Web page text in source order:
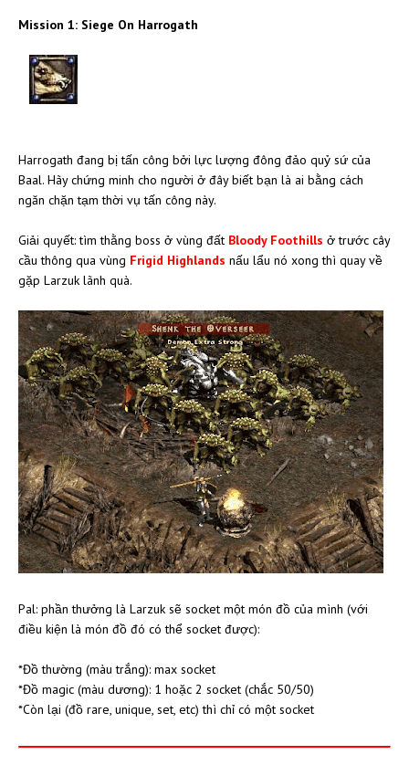
Mission 1: Siege On Harrogath
Harrogath đang bị tấn công bởi lực lượng đông đảo quỷ sứ của
Baal. Hãy chứng minh cho người ở đây biết bạn là ai bằng cách
ngăn chặn tạm thời vụ tấn công này.
Giải quyết: tìm thằng boss ở vùng đất Bloody Foothills ở trước cây
cầu thông qua vùng Frigid Highlands nấu lẩu nó xong thì quay về
gặp Larzuk lãnh quà.
Pal: phần thưởng là Larzuk sẽ socket một món đồ của mình (với
điều kiện là món đồ đó có thể socket được):
*Đồ thường (màu trắng): max socket
*Đồ magic (màu dương): 1 hoặc 2 socket (chắc 50/50)
*Còn lại (đồ rare, unique, set, etc) thì chỉ có một socket